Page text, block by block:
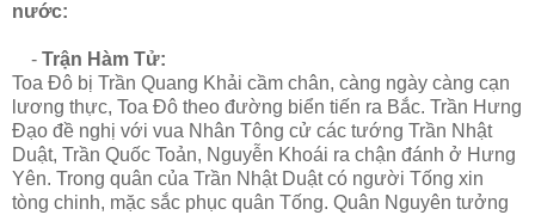
nước:
- Trận Hàm Tử:
Toa Đô bị Trần Quang Khải cầm chân, càng ngày càng cạn
lương thực, Toa Đô theo đường biển tiến ra Bắc. Trần Hưng
Đạo đề nghị với vua Nhân Tông cử các tướng Trần Nhật
Duật, Trần Quốc Toản, Nguyễn Khoái ra chận đánh ở Hưng
Yên. Trong quân của Trần Nhật Duật có người Tống xin
tòng chinh, mặc sắc phục quân Tống. Quân Nguyên tưởng